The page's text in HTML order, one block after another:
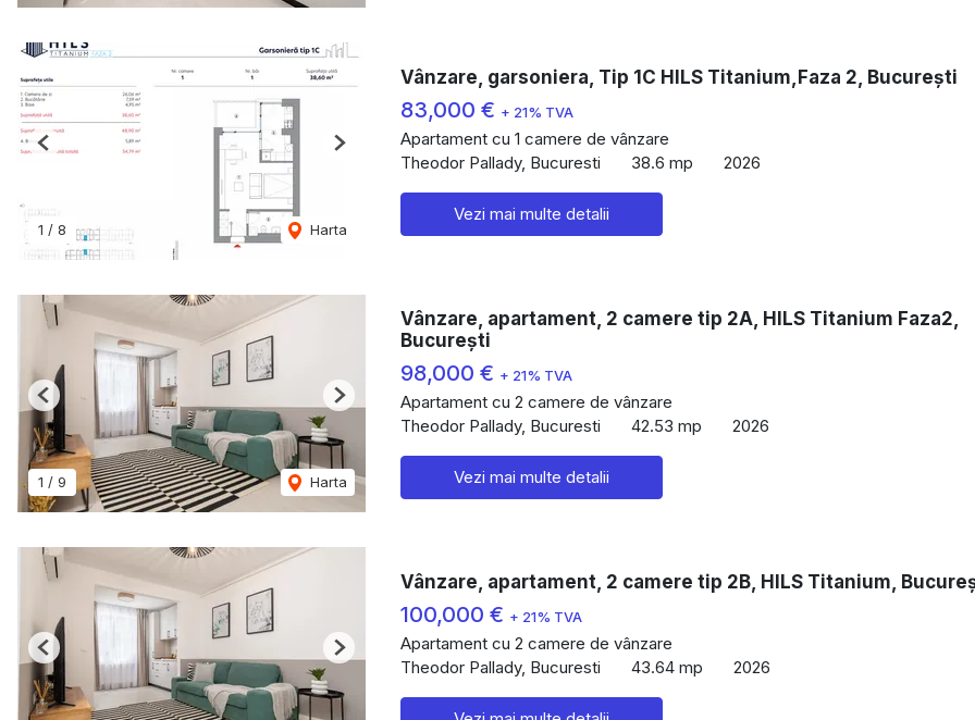
1 / 8 Harta
Previous Next
Vânzare, garsoniera, Tip 1C HILS Titanium,Faza 2, București
83,000 € + 21% TVA
Apartament cu 1 camere de vânzare
Theodor Pallady, Bucuresti
38.6 mp 2026
Vezi mai multe detalii
1 / 9 Harta
Previous Next
Vânzare, apartament, 2 camere tip 2A, HILS Titanium Faza2,
București
98,000 € + 21% TVA
Apartament cu 2 camere de vânzare
Theodor Pallady, Bucuresti
42.53 mp 2026
Vezi mai multe detalii
Previous Next
Vânzare, apartament, 2 camere tip 2B, HILS Titanium,
100,000 € + 21% TVA
Apartament cu 2 camere de vânzare
Theodor Pallady, Bucuresti
43.64 mp 2026